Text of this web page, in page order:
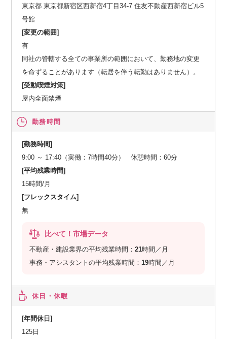
東京都 東京都新宿区西新宿4丁目34-7 住友不動産西新宿ビル5
号館
[変更の範囲]
有
同社の管轄する全ての事業所の範囲において、勤務地の変更
を命ずることがあります（転居を伴う転勤はありません）。
[受動喫煙対策]
屋内全面禁煙
勤務時間
[勤務時間]
9:00 ～ 17:40（実働：7時間40分） 休憩時間：60分
[平均残業時間]
15時間/月
[フレックスタイム]
無
比べて！市場データ
不動産・建設業界の平均残業時間：21時間／月
事務・アシスタントの平均残業時間： 19時間／月
休日・休暇
[年間休日]
125日